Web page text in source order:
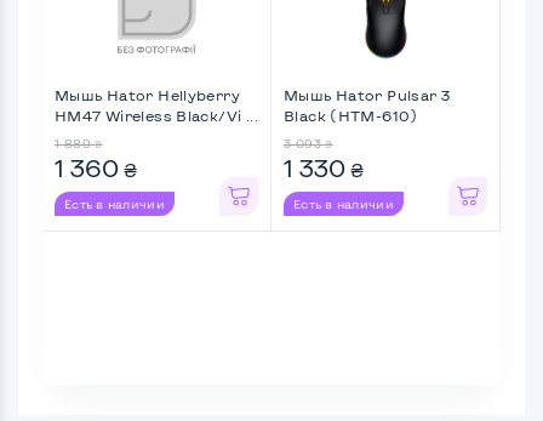
Мышь Hator Hellyberry
HM47 Wireless Black/Vi ...
1 889 ₴
1 360 ₴
Есть в наличии
Мышь Hator Pulsar 3
Black (HTM-610)
3 093 ₴
1 330 ₴
Есть в наличии